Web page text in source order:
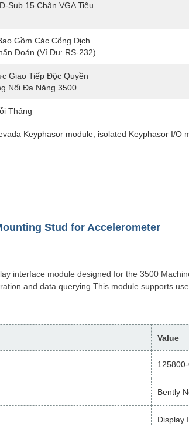
Sub 15 Chân VGA Tiêu
Gồm Các Cổng Dịch
Đoán (ví Dụ: RS-232)
Giao Tiếp Độc Quyền
Nối Đa Năng 3500
Tháng
Keyphasor module isolated Keyphasor I/O
Stud for Accelerometer
interface module designed for the 3500
and data querying. This module supports
Value
Bently
Display